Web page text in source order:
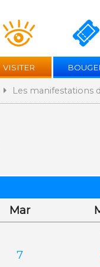
VISITER
Les manifestations
Mardi
7